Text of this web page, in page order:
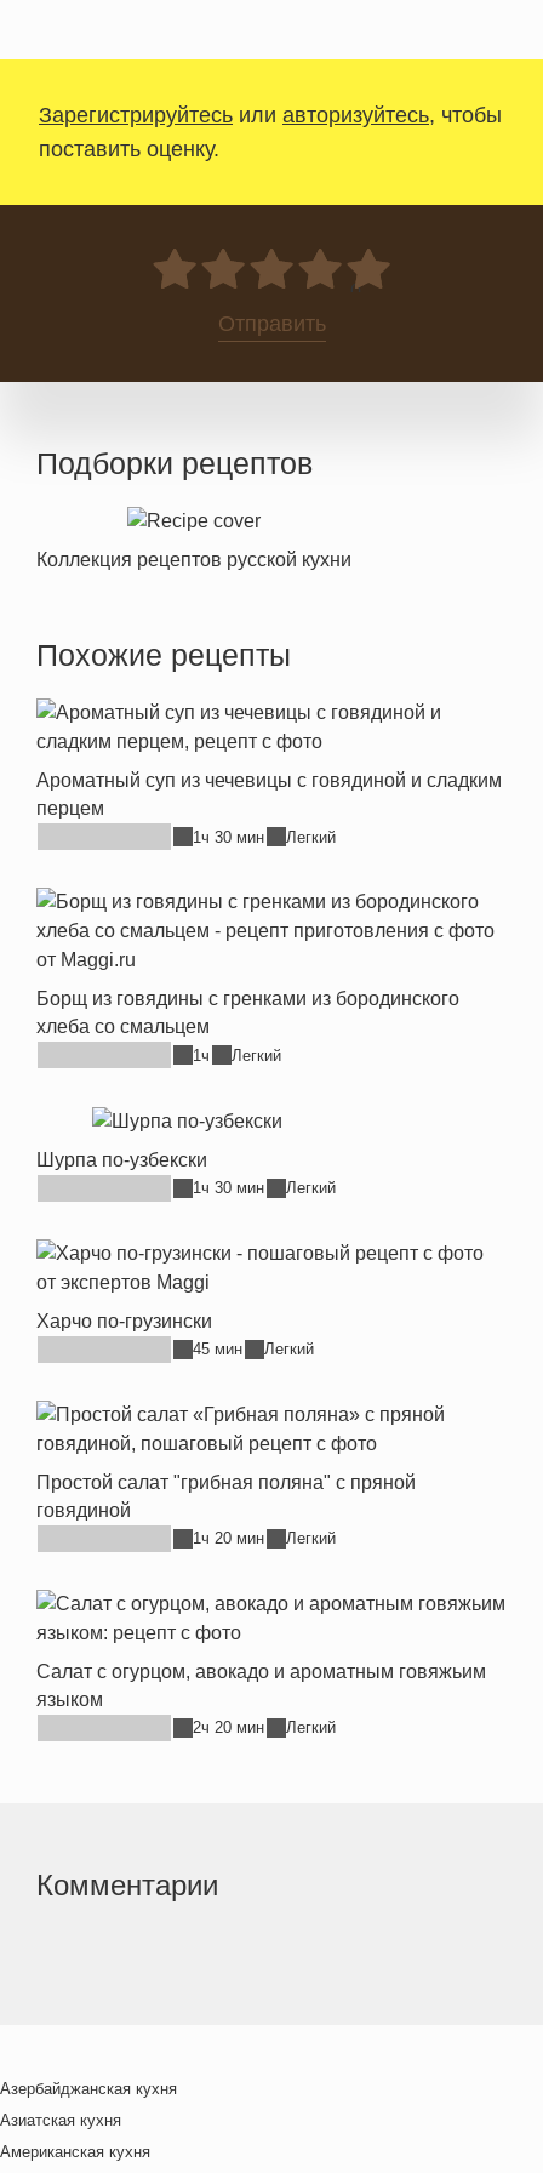
Зарегистрируйтесь или авторизуйтесь, чтобы
поставить оценку.
0
Отправить
Подборки рецептов
Коллекция рецептов русской кухни
Похожие рецепты
Ароматный суп из чечевицы с говядиной и сладким
перцем
1ч 30 мин Легкий
Борщ из говядины с гренками из бородинского
хлеба со смальцем
1ч Легкий
Шурпа по-узбекски
1ч 30 мин Легкий
Харчо по-грузински
45 мин Легкий
Простой салат "грибная поляна" с пряной
говядиной
1ч 20 мин Легкий
Салат с огурцом, авокадо и ароматным говяжьим
языком
2ч 20 мин Легкий
Комментарии
Азербайджанская кухня
Азиатская кухня
Американская кухня